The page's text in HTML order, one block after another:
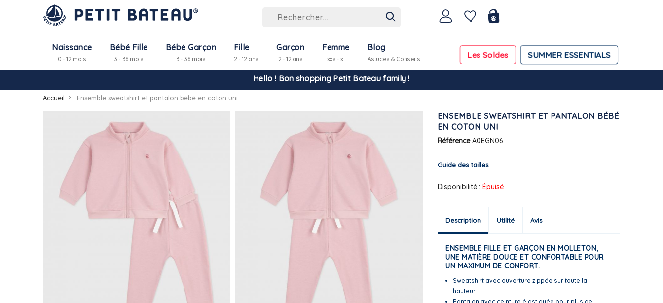
Naissance
0 - 12 mois
Bébé Fille
3 - 36 mois
Bébé Garçon
3 - 36 mois
Fille
2 - 12 ans
Garçon
2 - 12 ans
Femme
xxs - xl SUMMER ESSENTIALS
Les Soldes
Blog
Astuces & Conseils...
Hello ! Bon shopping Petit Bateau family !
-10% pour tout paiement par carte bancaire (hors promo)
Accueil Ensemble sweatshirt et pantalon bébé en coton uni
ENSEMBLE SWEATSHIRT ET PANTALON BÉBÉ
EN COTON UNI
Référence A0EGN06
Guide des tailles
Disponibilité : Épuisé
Description Utilité Avis
ENSEMBLE FILLE ET GARÇON EN MOLLETON,
UNE MATIÈRE DOUCE ET CONFORTABLE POUR
UN MAXIMUM DE CONFORT.
Sweatshirt avec ouverture zippée sur toute la
hauteur.
Pantalon avec ceinture élastiquée pour plus de